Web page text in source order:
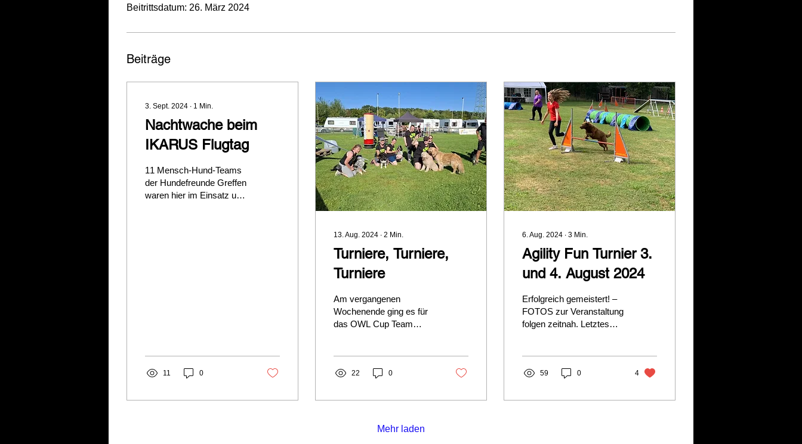
Beitrittsdatum: 26. März 2024
Beiträge
3. Sept. 2024 ∙ 1 Min.
Nachtwache beim
IKARUS Flugtag
11 Mensch-Hund-Teams
der Hundefreunde Greffen
waren hier im Einsatz und
11 0
13. Aug. 2024 ∙ 2 Min.
Turniere, Turniere,
Turniere
Am vergangenen
Wochenende ging es für
das OWL Cup Team
in...
22 0
6. Aug. 2024 ∙ 3 Min.
Agility Fun Turnier 3.
und 4. August 2024
Erfolgreich gemeistert! –
FOTOS zur Veranstaltung
folgen zeitnah. Letztes
59 0 4
Mehr laden